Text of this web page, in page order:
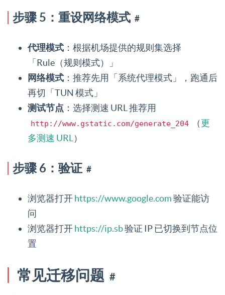
步骤 5：重设网络模式 #
代理模式 ：根据机场提供的规则集选择
「Rule（规则模式）」
网络模式 ：推荐先用「系统代理模式」，跑通后
再切「TUN 模式」
测试节点 ：选择测速 URL 推荐用
http://www.gstatic.com/generate_204 （更
多测速 URL ）
步骤 6：验证 #
浏览器打开https://www.google.com验证能访
问
浏览器打开https://ip.sb验证 IP 已切换到节点位
置
常见迁移问题 #